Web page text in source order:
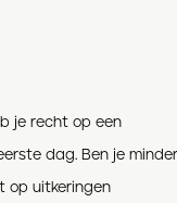
je recht op een
dag. Ben je minder
op uitkeringen